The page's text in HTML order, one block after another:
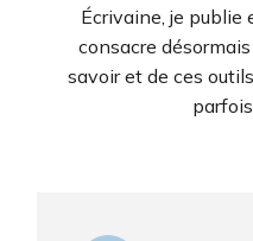
Écrivaine, je publie
consacre
savoir et de ces